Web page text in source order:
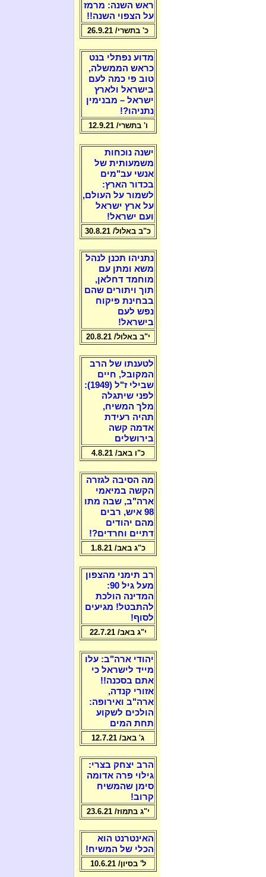
ראש השנה: מרמז
על הצפוי השנה!!
כ' בתשרי/ 26.9.21
מדוע נפתלי בנט
כראש הממשלה,
טוב פי כמה לעם
בישראל ולארץ
ישראל – מבנימין
נתניהו?!
ו' בתשרי/ 12.9.21
ישנה נוכחות
משמעותית של
אנשי עב"מים
בכדור הארץ:
לשמור על העולם,
על ארץ ישראל
ועם ישראל!
כ"ב באלול/ 30.8.21
נתניהו תכנן לנהל
משא ומתן עם
מוחמד דחלאן,
תוך ויתורים שהם
בבחינת פיקוח
נפש לעם
בישראל!
י"ב באלול/ 20.8.21
לטענתו של הרב
המקובל, חיים
שבילי ז"ל (1949):
לפני שיתגלה
מלך המשיח,
תהיה רעידת
אדמה קשה
בירושלים
כ"ו באב/ 4.8.21
מה הסיבה לגזרה
הקשה במיאמי
ארה"ב, שבה מתו
98 איש, רבים
מהם יהודים
דתיים וחרדים?!
כ"ג באב/ 1.8.21
רב תימני מהצפון
מעל גיל 90:
המדינה הולכת
להתבטל! מגיעים
לסוף!
י"ג באב/ 22.7.21
יהודי ארה"ב: עלו
מייד לישראל כי
אתם בסכנה!!
אזורי קנדה,
ארה"ב ואירופה:
הולכים לשקוע
תחת המים
ג' באב/ 12.7.21
הרב יצחק בצרי:
גילוי פרה אדומה
סימן שהמשיח
קרוב!
י"ג בתמוז/ 23.6.21
האינטרנט הוא
הכלי של המשיח!
ל' בסיון/ 10.6.21